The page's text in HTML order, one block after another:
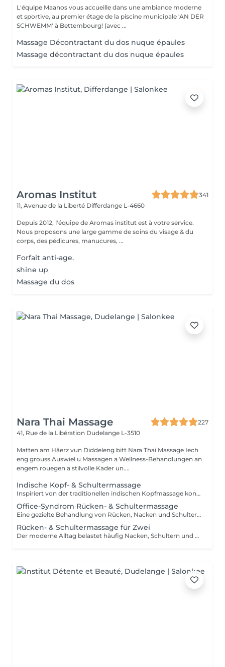
L'équipe Maanos vous accueille dans une ambiance moderne
et sportive, au premier étage de la piscine municipale 'AN DER
SCHWEMM' à Bettembourg! (avec ...
Massage Décontractant du dos nuque épaules
Massage décontractant du dos nuque épaules
Aromas Institut
341
11, Avenue de la Liberté Differdange L-4660
Depuis 2012, l'équipe de Aromas institut est à votre service.
Nous proposons une large gamme de soins du visage & du
corps, des pédicures, manucures, ...
Forfait anti-age.
shine up
Massage du dos
Nara Thai Massage
227
41, Rue de la Libération Dudelange L-3510
Matten am Häerz vun Diddeleng bitt Nara Thai Massage Iech
eng grouss Auswiel u Massagen a Wellness-Behandlungen an
engem rouegen a stilvolle Kader un....
Indische Kopf- & Schultermassage
Inspiriert von der traditionellen indischen Kopfmassage konzentriert sich diese wohltuende Behandlung auf Kopf, Nacken, Schultern, oberen Rücken und Arme. Hochwertiges Arganöl wird sanft in Kopfhaut und Haare einmassiert, während gezielte Massagetechniken Verspannungen lösen, den Geist beruhigen und Haar sowie Kopfhaut neue Vitalität verleihen.
Office-Syndrom Rücken- & Schultermassage
Eine gezielte Behandlung von Rücken, Nacken und Schultern mit einer Kombination aus Hand-, Daumen-, Unterarm- und Ellenbogentechniken. Ideal zur Linderung von Verspannungen, Muskelsteifheit und Beschwerden, die durch langes Sitzen, Bildschirmarbeit oder Alltagsstress entstehen. Die Behandlung hilft dabei, den Oberkörper zu lockern und die Beweglichkeit zu verbessern.
Rücken- & Schultermassage für Zwei
Der moderne Alltag belastet häufig Nacken, Schultern und oberen Rücken. Diese gezielte Behandlung nutzt verschiedene Massagetechniken, um Verspannungen zu lösen, Muskelsteifheit zu reduzieren und das Wohlbefinden im Oberkörper zu fördern. Die ideale Wahl für zwei Personen, die gemeinsam entspannen und dem Alltagsstress entfliehen möchten.